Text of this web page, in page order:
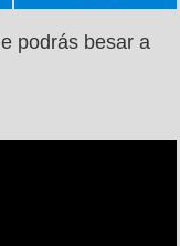
podrás besar a